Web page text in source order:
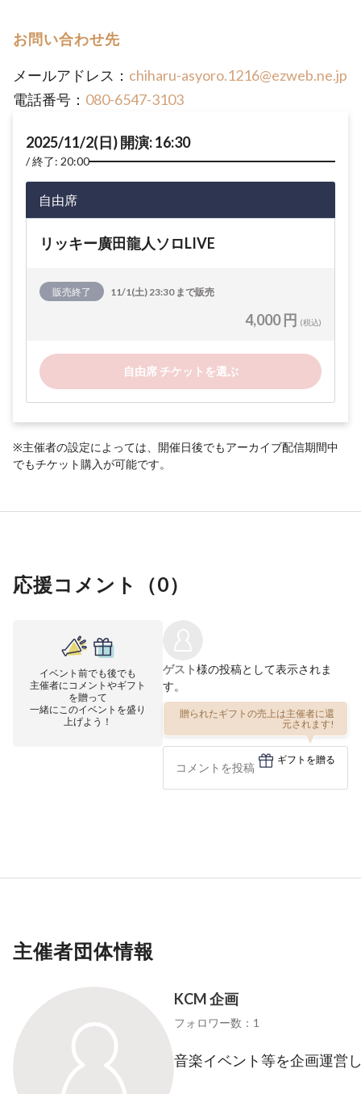
お問い合わせ先
メールアドレス： chiharu-asyoro.1216@ezweb.ne.jp
電話番号： 080-6547-3103
2025/11/2(日) 開演: 16:30
終了: 20:00
自由席
リッキー廣田龍人ソロLIVE
販売終了 11/1(土) 23:30 まで販売
4,000 円 (税込)
自由席 チケットを選ぶ
※主催者の設定によっては、開催日後でもアーカイブ配信期間中
でもチケット購入が可能です。
応援コメント（0）
イベント前でも後でも
主催者にコメントやギフト
を贈って
一緒にこのイベントを盛り
上げよう！
ゲスト様の投稿として表示されま
す。
贈られたギフトの売上は主催者に還
元されます!
ギフトを贈る
主催者団体情報
KCM 企画
フォロワー数：1
音楽イベント等を企画運営